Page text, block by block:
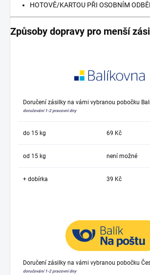
HOTOVĚ/KARTOU PŘI OSOBNÍM
Způsoby dopravy pro menší
Doručení zásilky na vámi vybranou pobočku
doručování 1-2 pracovní dny
do 15 kg 69 Kč
od 15 kg není možné
+ dobírka 39 Kč
Doručení zásilky na vámi vybranou pobočku
doručování 1-2 pracovní dny